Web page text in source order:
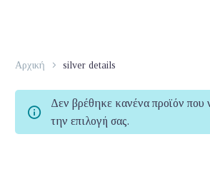
Αρχική silver details
Δεν βρέθηκε κανένα προϊόν που
την επιλογή σας.